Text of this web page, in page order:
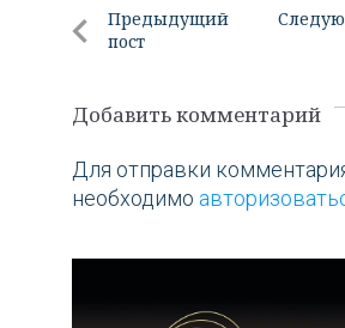
Навигация
по
Предыдущий
пост
Добавить комментарий
Для отправки
необходимо